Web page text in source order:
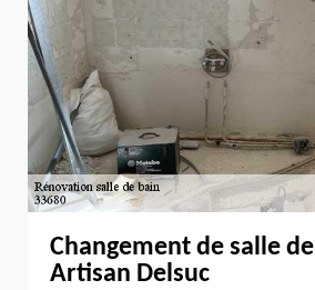
Changement de salle
Artisan Delsuc